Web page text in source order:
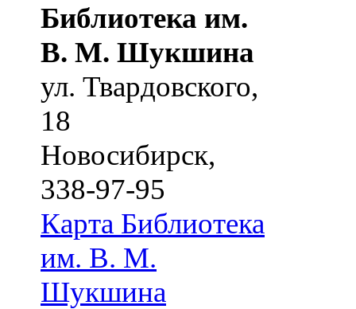
Библиотека им.
В. М. Шукшина
ул. Твардовского,
18
Новосибирск,
338-97-95
Карта Библиотека
им. В. М.
Шукшина